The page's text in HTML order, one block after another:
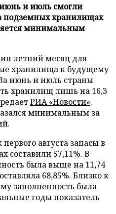
и июль смогли
подземных хранилищах
минимальным
летний месяц для
хранилища к будущему
июнь и июль страны
хранилищ лишь на 16,3
РИА «Новости».
минимальным за
августа запасы в
составили 57,11%. В
была выше на 11,74
68,85%. Близко к
заполненность была
годы показатель